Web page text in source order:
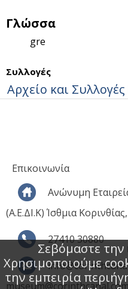
Σεβόμαστε την
Χρησιμοποιούμε
την εμπειρία
Γλώσσα
gre
Συλλογές
Αρχείο και
Επικοινωνία
Ανώνυμη
(Α.Ε.ΔΙ.Κ) Ίσθμια
27410 30880
museum@corinthcanal.com